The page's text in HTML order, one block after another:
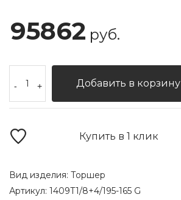
95862 руб.
- + Добавить в корзину
Купить в 1 клик
Вид изделия: Торшер
Артикул: 1409T1/8+4/195-165 G